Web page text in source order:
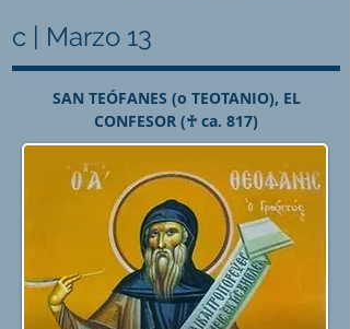
c | Marzo 13
SAN TEÓFANES (o TEOTANIO), EL
CONFESOR (♰ ca. 817)